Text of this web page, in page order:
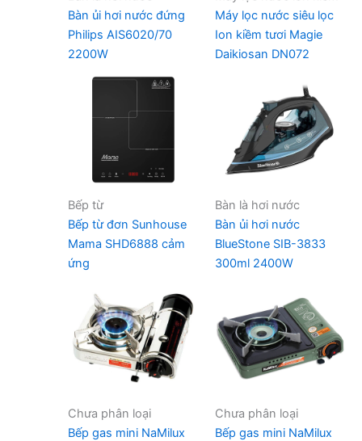
Bàn ủi hơi nước đứng
Philips AIS6020/70
2200W
Máy lọc nước siêu lọc
Ion kiềm tươi Magie
Daikiosan DN072
Bếp từ
Bếp từ đơn Sunhouse
Mama SHD6888 cảm
ứng
Bàn là hơi nước
Bàn ủi hơi nước
BlueStone SIB-3833
300ml 2400W
Chưa phân loại
Bếp gas mini NaMilux
Chưa phân loại
Bếp gas mini NaMilux